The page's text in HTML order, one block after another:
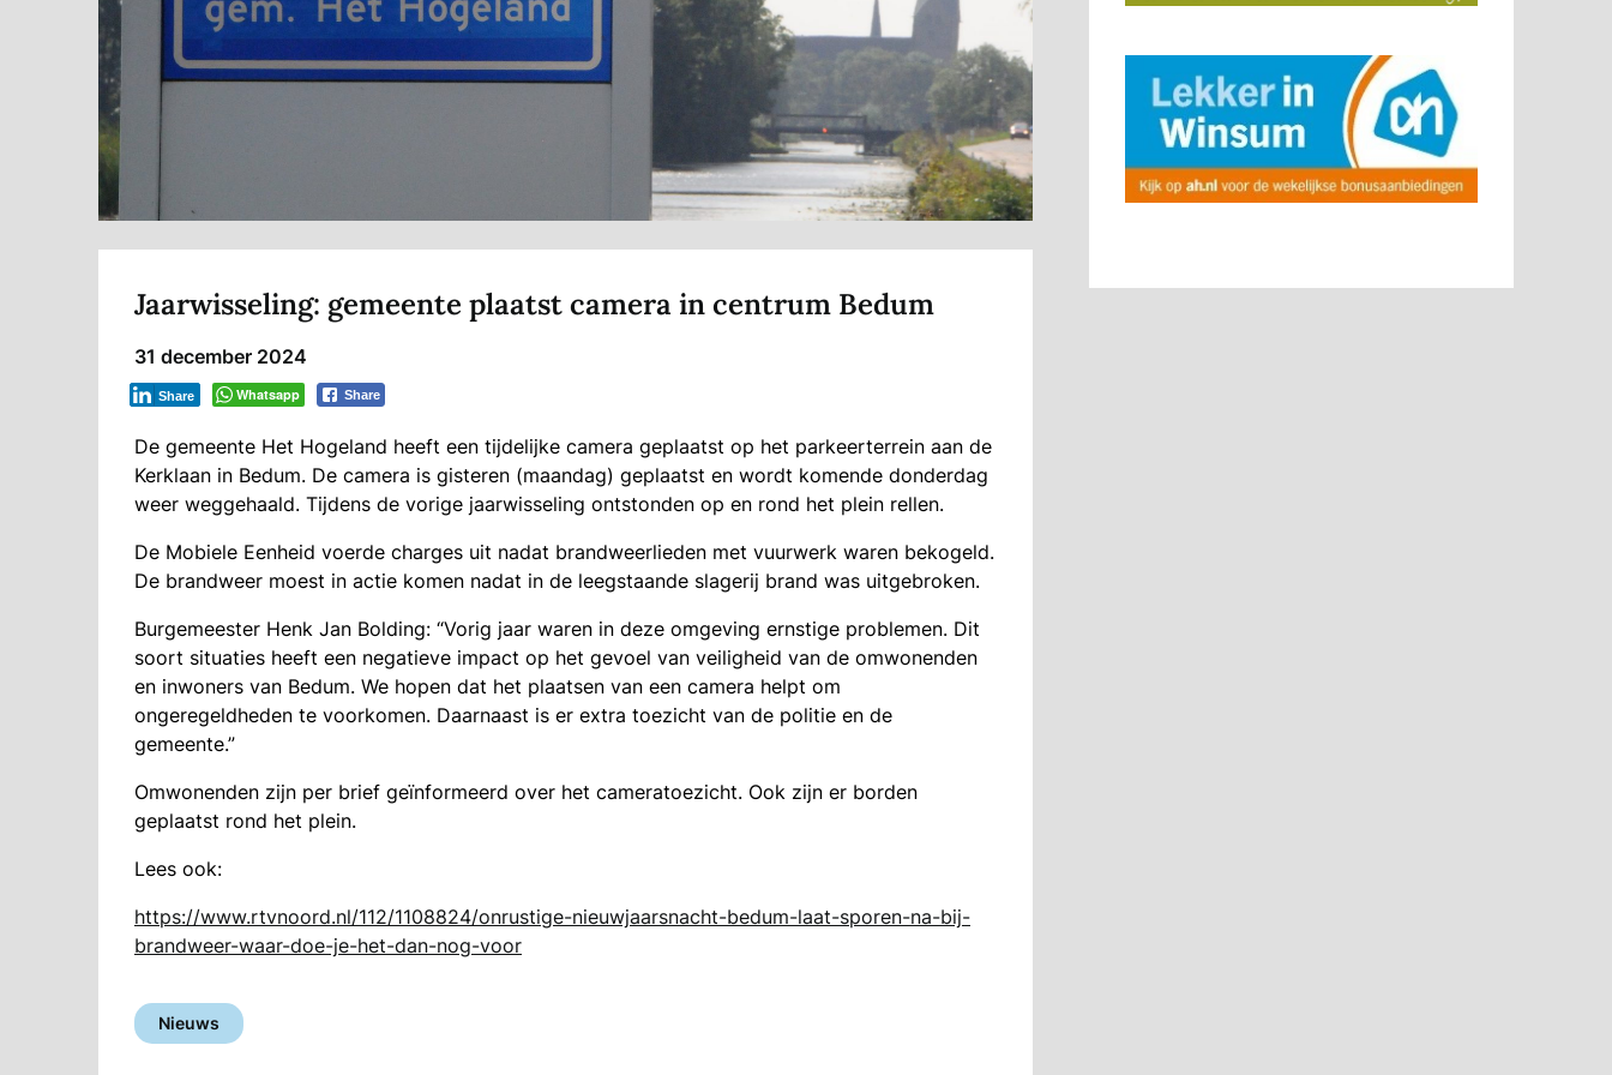
Jaarwisseling: gemeente plaatst camera in centrum Bedum
31 december 2024
Whatsapp Share
Share
De gemeente Het Hogeland heeft een tijdelijke camera geplaatst op het parkeerterrein aan de
Kerklaan in Bedum. De camera is gisteren (maandag) geplaatst en wordt komende donderdag
weer weggehaald. Tijdens de vorige jaarwisseling ontstonden op en rond het plein rellen.
De Mobiele Eenheid voerde charges uit nadat brandweerlieden met vuurwerk waren bekogeld.
De brandweer moest in actie komen nadat in de leegstaande slagerij brand was uitgebroken.
Burgemeester Henk Jan Bolding: “Vorig jaar waren in deze omgeving ernstige problemen. Dit
soort situaties heeft een negatieve impact op het gevoel van veiligheid van de omwonenden
en inwoners van Bedum. We hopen dat het plaatsen van een camera helpt om
ongeregeldheden te voorkomen. Daarnaast is er extra toezicht van de politie en de
gemeente.”
Omwonenden zijn per brief geïnformeerd over het cameratoezicht. Ook zijn er borden
geplaatst rond het plein.
Lees ook:
https://www.rtvnoord.nl/112/1108824/onrustige-nieuwjaarsnacht-bedum-laat-sporen-na-bij-
brandweer-waar-doe-je-het-dan-nog-voor
Nieuws